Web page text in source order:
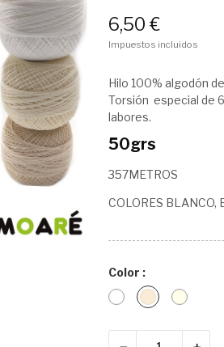
6,50 €
Impuestos incluidos
Hilo 100% algodón
Torsión especial de
labores.
50grs
357METROS
COLORES BLANCO,
Color :
BlancoBlancocrudo